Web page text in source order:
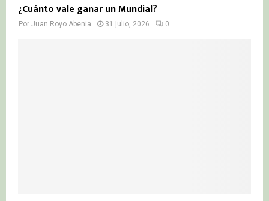
¿Cuánto vale ganar un Mundial?
Por Juan Royo Abenia 31 julio, 2026 0